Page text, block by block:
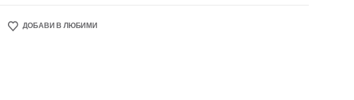
ДОБАВИ В ЛЮБИМИ